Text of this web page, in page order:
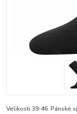
Velikosti 39-46. Pánské